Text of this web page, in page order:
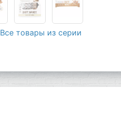
Все товары из серии